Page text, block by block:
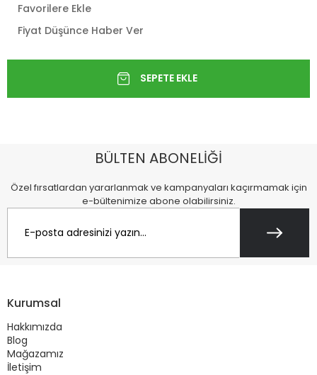
Favorilere Ekle
Fiyat Düşünce Haber Ver
BÜLTEN ABONELİĞİ
Özel fırsatlardan yararlanmak ve kampanyaları kaçırmamak için
e-bültenimize abone olabilirsiniz.
Kurumsal
Hakkımızda
Blog
Mağazamız
İletişim